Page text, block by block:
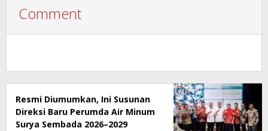
Comment
Resmi Diumumkan, Ini Susunan
Direksi Baru Perumda Air Minum
Surya Sembada 2026–2029